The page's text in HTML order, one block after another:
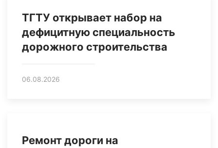
ТГТУ открывает набор на
дефицитную специальность
дорожного строительства
06.08.2026
Ремонт дороги на